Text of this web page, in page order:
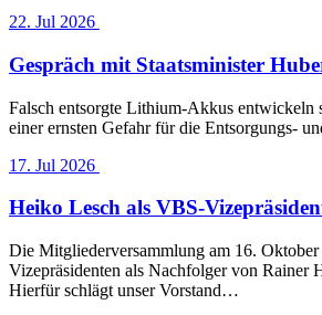
22. Jul 2026
Gespräch mit Staatsminister
Falsch entsorgte Lithium-Akkus entwickeln
einer ernsten Gefahr für die Entsorgungs-
17. Jul 2026
Heiko Lesch als VBS-
Die Mitgliederversammlung am 16. Oktober
Vizepräsidenten als Nachfolger von Rainer
Hierfür schlägt unser Vorstand…